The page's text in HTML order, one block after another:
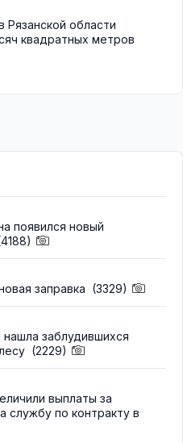
области
квадратных метров
появился новый
заправка (3329)
заблудившихся
(2229)
выплаты за
службу по контракту в